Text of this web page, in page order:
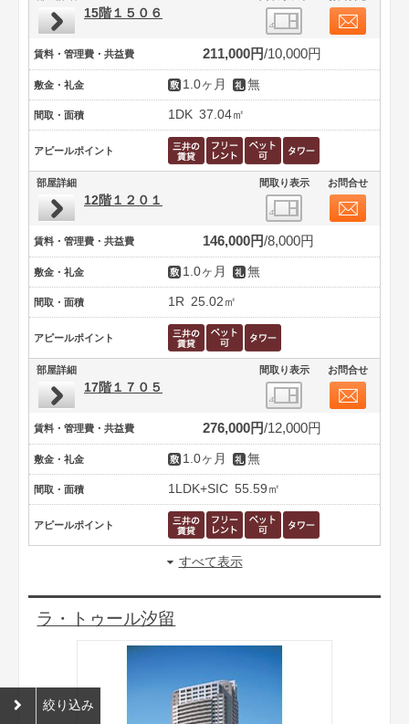
15階１５０６
賃料・管理費・共益費 211,000円 10,000円
敷金・礼金 1.0ヶ月 無
間取・面積 1DK 37.04㎡
アピールポイント
部屋詳細 間取り表示 お問合せ
12階１２０１
賃料・管理費・共益費 146,000円 8,000円
敷金・礼金 1.0ヶ月 無
間取・面積 1R 25.02㎡
アピールポイント
部屋詳細 間取り表示 お問合せ
17階１７０５
賃料・管理費・共益費 276,000円 12,000円
敷金・礼金 1.0ヶ月 無
間取・面積 1LDK+SIC 55.59㎡
アピールポイント
すべて表示
ラ・トゥール汐留
絞り込み